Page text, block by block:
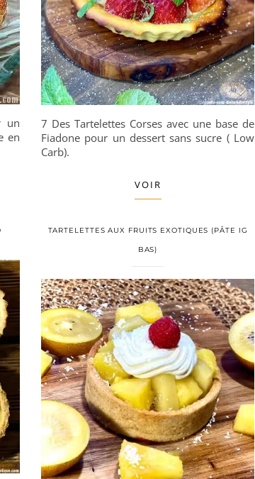
un
en
7 Des Tartelettes Corses avec une base de
Fiadone pour un dessert sans sucre ( Low
Carb).
VOIR
TARTELETTES AUX FRUITS EXOTIQUES (PÂTE IG
BAS)